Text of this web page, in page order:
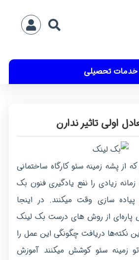
خدمات تحصیلی
اولی تاثیر ندارن
از پشه زمینه سئو کارگاه ساختمانی
زمانه زیادی را نفع یادگیری فنون بک
سازی وقت میکنند. در اینجا
پاره‌ای از روش های درست بک لینک
نکته‌ها دریافت چگونگی این عمل را
زمینه سئو کوشش میکنند آموزش